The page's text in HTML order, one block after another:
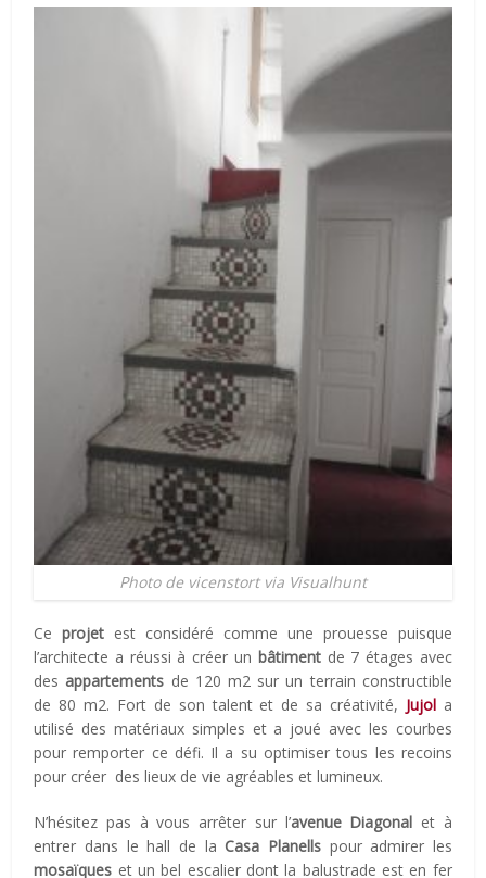
Photo de vicenstort via Visualhunt
Ceprojet est considéré comme une prouesse puisque
l’architecte a réussi à créer un bâtimentde 7 étages avec
des appartements de 120 m2 sur un terrain constructible
de 80 m2. Fort de son talent et de sa créativité, Jujola
utilisé des matériaux simples et a joué avec les courbes
pour remporter ce défi. Il a su optimiser tous les recoins
pour créer des lieux de vie agréables et lumineux.
N’hésitez pas à vous arrêter sur l’avenue Diagonal et à
entrer dans le hall de laCasa Planells pour admirer les
mosaïques et un bel escalier dont la balustrade est en fer